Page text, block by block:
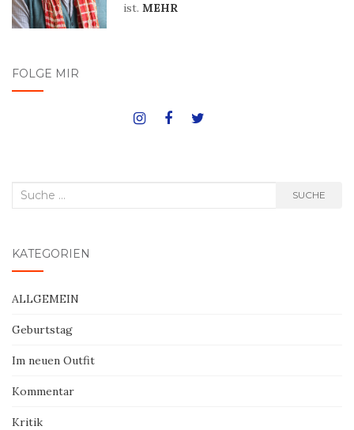
ist. MEHR
FOLGE MIR
Suche
SUCHE
KATEGORIEN
ALLGEMEIN
Geburtstag
Im neuen Outfit
Kommentar
Kritik